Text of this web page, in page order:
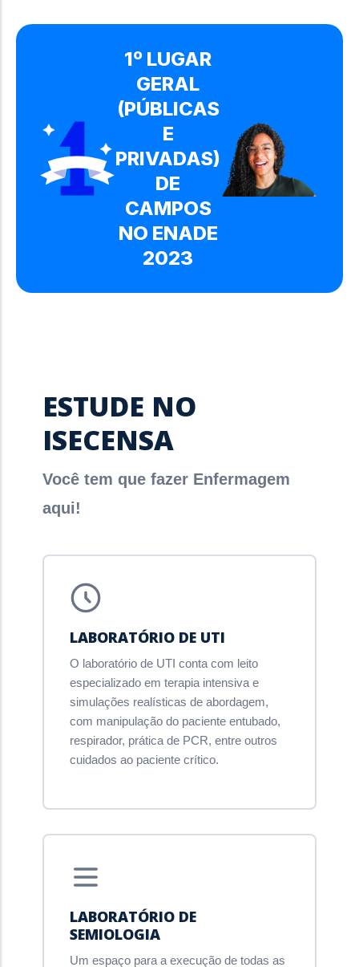
1º LUGAR
GERAL
(PÚBLICAS
E
PRIVADAS)
DE
CAMPOS
NO ENADE
2023
ESTUDE NO
ISECENSA
Você tem que fazer Enfermagem
aqui!
LABORATÓRIO DE UTI
O laboratório de UTI conta com leito
especializado em terapia intensiva e
simulações realísticas de abordagem,
com manipulação do paciente entubado,
respirador, prática de PCR, entre outros
cuidados ao paciente crítico.
LABORATÓRIO DE
SEMIOLOGIA
Um espaço para a execução de todas as